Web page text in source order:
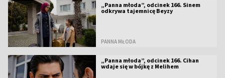
„Panna młoda”, odcinek 166. Sinem
odkrywa tajemnicę Beyzy
PANNA MŁODA
„Panna młoda”, odcinek 166. Cihan
wdaje się w bójkę z Melihem